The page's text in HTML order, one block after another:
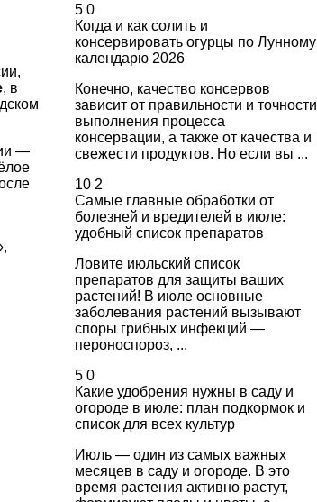
, в
—
5 0
Когда и как солить и
консервировать огурцы по Лунному
календарю 2026
Конечно, качество консервов
зависит от правильности и точности
выполнения процесса
консервации, а также от качества и
свежести продуктов. Но если вы ...
10 2
Самые главные обработки от
болезней и вредителей в июле:
удобный список препаратов
Ловите июльский список
препаратов для защиты ваших
растений! В июле основные
заболевания растений вызывают
споры грибных инфекций —
пероноспороз, ...
5 0
Какие удобрения нужны в саду и
огороде в июле: план подкормок и
список для всех культур
Июль — один из самых важных
месяцев в саду и огороде. В это
время растения активно растут,